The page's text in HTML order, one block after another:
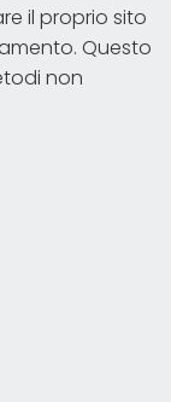
il proprio sito
Questo
non